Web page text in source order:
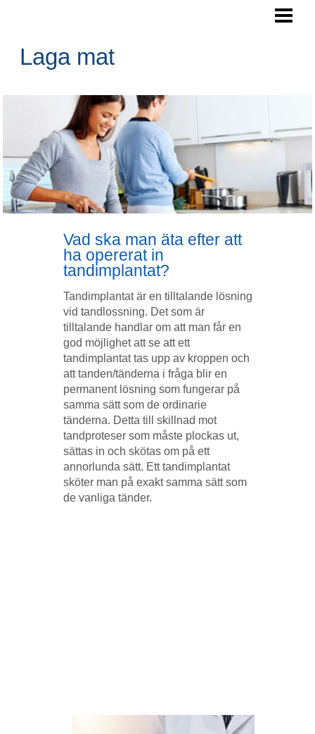
NYTTIGA RÅVAROR
Laga mat
Vad ska man äta efter att
ha opererat in
tandimplantat?
Tandimplantat är en tilltalande lösning
vid tandlossning. Det som är
tilltalande handlar om att man får en
god möjlighet att se att ett
tandimplantat tas upp av kroppen och
att tanden/tänderna i fråga blir en
permanent lösning som fungerar på
samma sätt som de ordinarie
tänderna. Detta till skillnad mot
tandproteser som måste plockas ut,
sättas in och skötas om på ett
annorlunda sätt. Ett tandimplantat
sköter man på exakt samma sätt som
de vanliga tänder.